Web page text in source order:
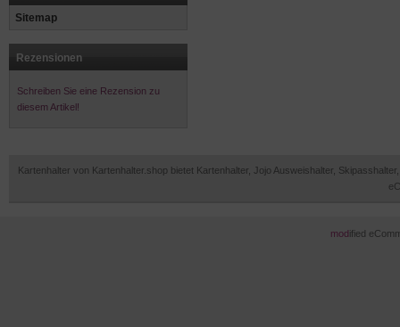
Sitemap
Rezensionen
Schreiben Sie eine Rezension zu
diesem Artikel!
Kartenhalter von Kartenhalter.shop bietet Kartenhalter, Jojo Ausweishalter,
modified